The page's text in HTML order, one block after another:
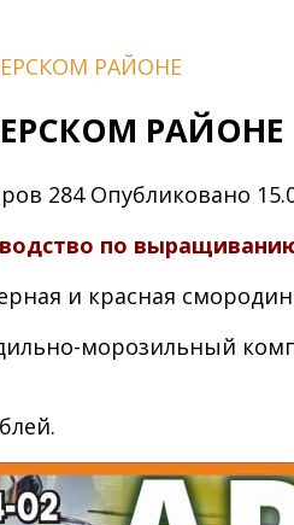
РАЙОНЕ
РАЙОНЕ
284 Опубликовано
по
и красная
морозильный